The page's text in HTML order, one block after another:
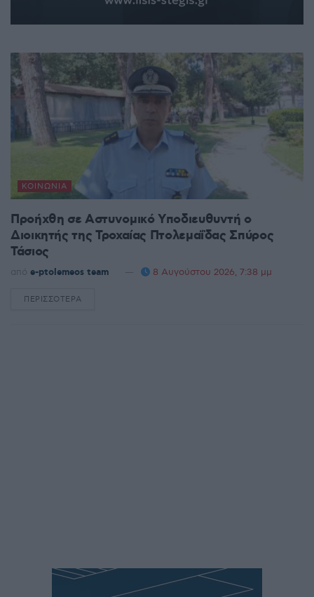
ΚΟΙΝΩΝΊΑ
Προήχθη σε Αστυνομικό Υποδιευθυντή ο
Διοικητής της Τροχαίας Πτολεμαΐδας Σπύρος
Τάσιος
από e-ptolemeos team 8 Αυγούστου 2026, 7:38 μμ
ΠΕΡΙΣΣΌΤΕΡΑ